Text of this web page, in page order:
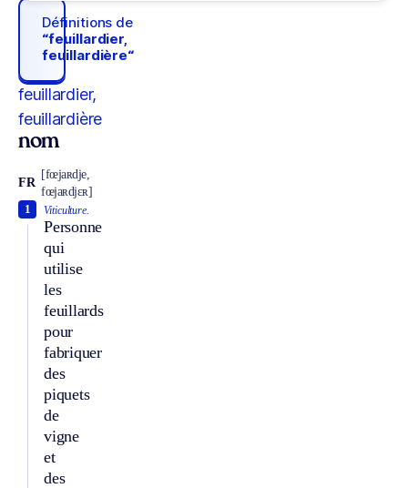
Définitions de
“feuillardier,
feuillardière“
feuillardier,
feuillardière
nom
FR
[fœjaʀdje,
fœjaʀdjɛʀ]
Viticulture.
Personne
qui
utilise
les
feuillards
pour
fabriquer
des
piquets
de
vigne
et
des
1